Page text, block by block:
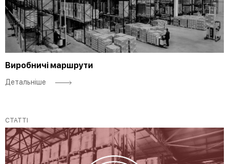
Виробничі маршрути
Детальніше
СТАТТІ